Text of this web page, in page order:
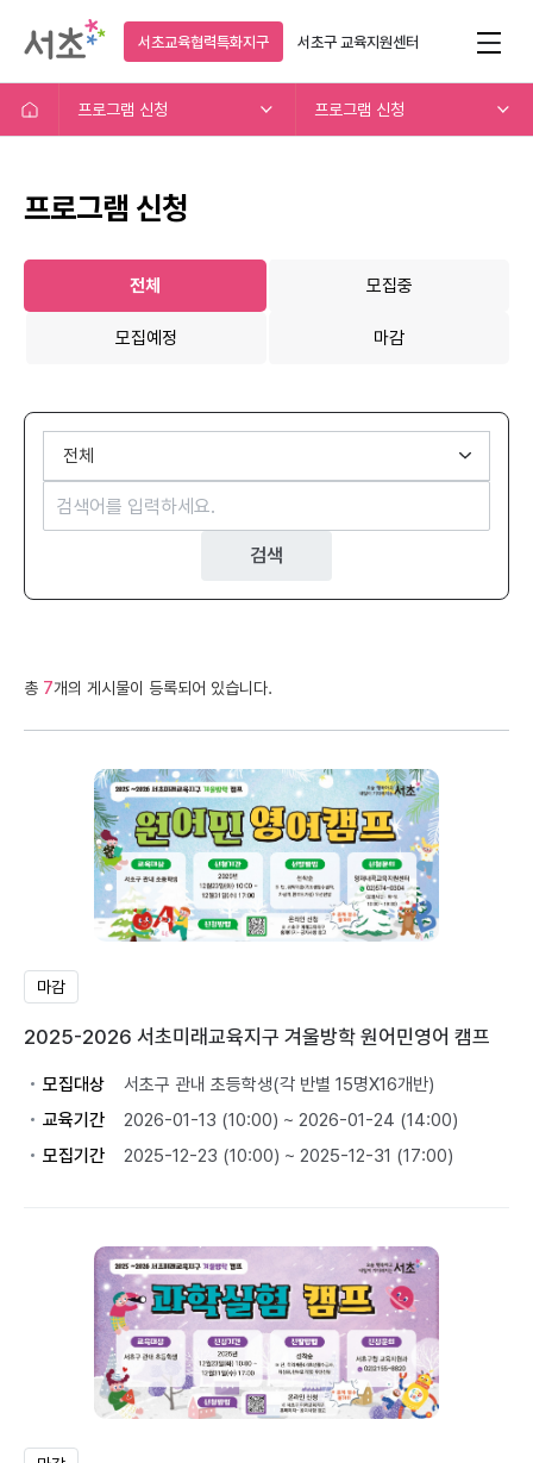
서초교육협력특화지구 서초구교육지원센터
프로그램 신청 프로그램 신청
프로그램 신청
전체 모집중
모집예정 마감
검색
총 7개의 게시물이 등록되어 있습니다.
마감
2025-2026 서초미래교육지구 겨울방학 원어민영어 캠프
모집대상
서초구 관내 초등학생(각 반별 15명X16개반)
교육기간
2026-01-13 (10:00) ~ 2026-01-24 (14:00)
모집기간
2025-12-23 (10:00) ~ 2025-12-31 (17:00)